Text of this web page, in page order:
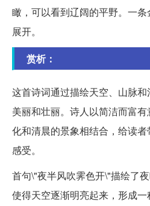
瞰，可以看到辽阔的平野。一
展开。
赏析：
这首诗词通过描绘天空、山脉
美丽和壮丽。诗人以简洁而富
化和清晨的景象相结合，给读
感受。
首句\"夜半风吹霁色开\"描绘了
使得天空逐渐明亮起来，形成